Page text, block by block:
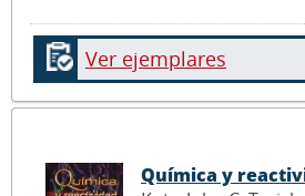
Ver ejemplares
Química y